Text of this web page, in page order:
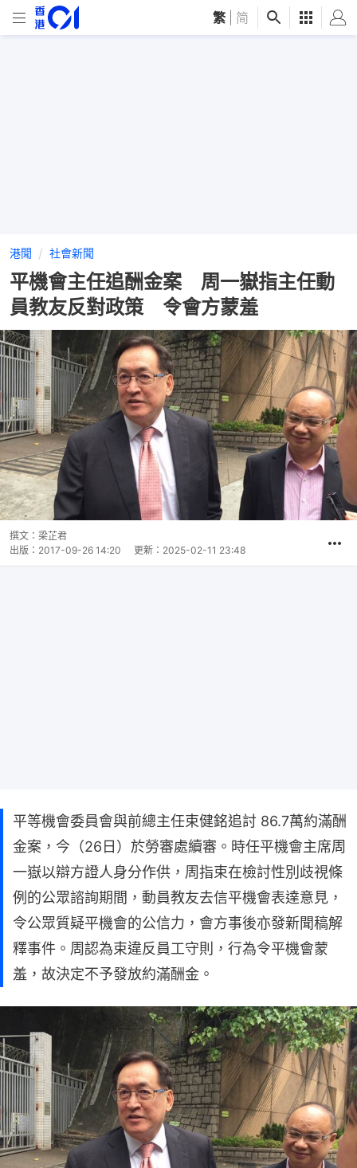
繁 简
港聞 社會新聞
平機會主任追酬金案 周一嶽指主任動
員教友反對政策 令會方蒙羞
撰文： 梁芷君
出版： 2017-09-26 14:20 更新： 2025-02-11 23:48
平等機會委員會與前總主任束健銘追討 86.7萬約滿酬
金案，今（26日）於勞審處續審。時任平機會主席周
一嶽以辯方證人身分作供，周指束在檢討性別歧視條
例的公眾諮詢期間，動員教友去信平機會表達意見，
令公眾質疑平機會的公信力，會方事後亦發新聞稿解
釋事件。周認為束違反員工守則，行為令平機會蒙
羞，故決定不予發放約滿酬金。